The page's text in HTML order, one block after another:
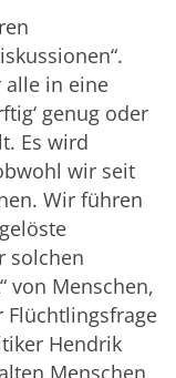
alle in eine
genug oder
Es wird
wir seit
Wir führen
solchen
von Menschen,
Flüchtlingsfrage
Hendrik